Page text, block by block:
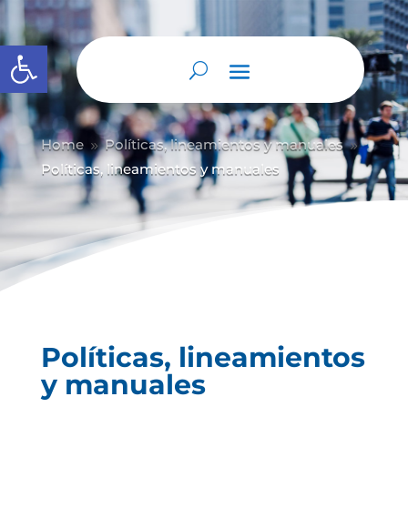
Abrir barra de herramientas
Home 9 Políticas, lineamientos y manuales 9
Políticas, lineamientos y manuales
Políticas, lineamientos
y manuales